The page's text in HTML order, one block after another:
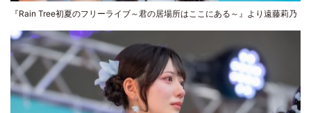
『Rain Tree初夏のフリーライブ～君の居場所はここにある～』より遠藤莉乃